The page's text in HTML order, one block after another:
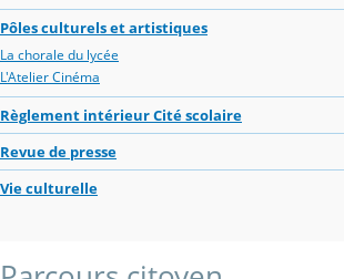
Pôles culturels et artistiques
La chorale du lycée
L'Atelier Cinéma
Règlement intérieur Cité scolaire
Revue de presse
Vie culturelle